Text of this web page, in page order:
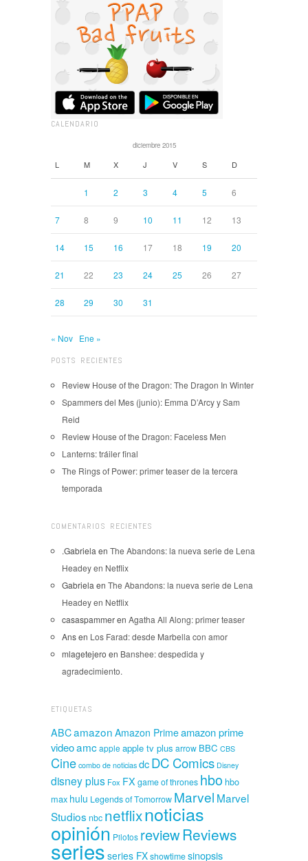
CALENDARIO
diciembre 2015
L M X J V S D
1 2 3 4 5 6
7 8 9 10 11 12 13
14 15 16 17 18 19 20
21 22 23 24 25 26 27
28 29 30 31
« Nov Ene »
POSTS RECIENTES
Review House of the Dragon: The Dragon In Winter
Spammers del Mes (junio): Emma D’Arcy y Sam
Reid
Review House of the Dragon: Faceless Men
Lanterns: tráiler final
The Rings of Power: primer teaser de la tercera
temporada
COMENTARIOS RECIENTES
.Gabriela en The Abandons: la nueva serie de Lena
Headey en Netflix
Gabriela en The Abandons: la nueva serie de Lena
Headey en Netflix
casaspammeren Agatha All Along: primer teaser
Ansen Los Farad: desde Marbella con amor
mlagetejero en Banshee: despedida y
agradecimiento.
ETIQUETAS
ABCamazon Amazon Primeamazon prime
videoamcapple apple tv plus arrow BBC CBS
Cine combo de noticias dcDC Comics Disney
disney plus Fox FX game of thrones hbo hbo
max hulu Legends of Tomorrow Marvel Marvel
Studios nbc netflixnoticias
opinión Pilotos reviewReviews
series series FXshowtimesinopsis